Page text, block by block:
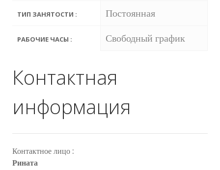
ТИП ЗАНЯТОСТИ : Постоянная
РАБОЧИЕ ЧАСЫ : Свободный график
Контактная
информация
Контактное лицо :
Рината